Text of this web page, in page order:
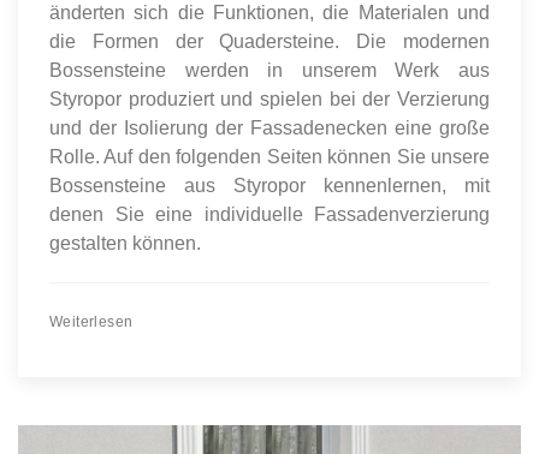
änderten sich die Funktionen, die Materialen und
die Formen der Quadersteine. Die modernen
Bossensteine werden in unserem Werk aus
Styropor produziert und spielen bei der Verzierung
und der Isolierung der Fassadenecken eine große
Rolle. Auf den folgenden Seiten können Sie unsere
Bossensteine aus Styropor kennenlernen, mit
denen Sie eine individuelle Fassadenverzierung
gestalten können.
Weiterlesen